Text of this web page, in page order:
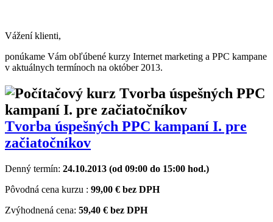
Vážení klienti,
ponúkame Vám obľúbené kurzy Internet marketing a PPC kampane
v aktuálnych termínoch na október 2013.
Tvorba úspešných PPC kampaní I. pre
začiatočníkov
Denný termín: 24.10.2013 (od 09:00 do 15:00 hod.)
Pôvodná cena kurzu : 99,00 € bez DPH
Zvýhodnená cena: 59,40 € bez DPH